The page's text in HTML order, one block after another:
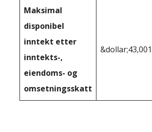
Maksimal
disponibel
inntekt etter
inntekts-,
eiendoms- og
omsetningsskatt
&dollar;43,001